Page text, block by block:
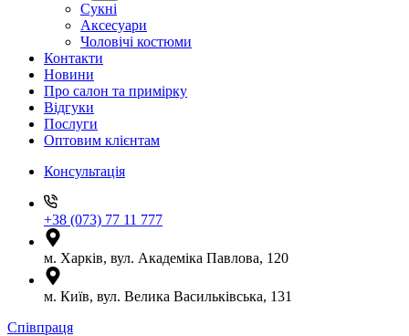
Сукні
Аксесуари
Чоловічі костюми
Контакти
Новини
Про салон та примірку
Відгуки
Послуги
Оптовим клієнтам
Консультація
+38 (073) 77 11 777
м. Харків, вул. Академіка Павлова, 120
м. Київ, вул. Велика Васильківська, 131
Співпраця